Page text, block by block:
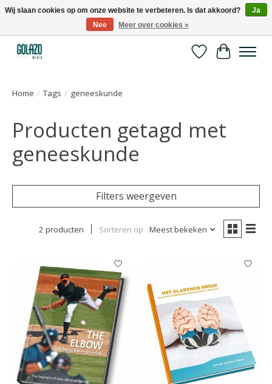
Kennispartner in sport, bewegen en gezondheid
Verlanglijst
Home / Tags / geneeskunde
Producten getagd met
geneeskunde
Filters weergeven
2 producten Sorteren op Meest bekeken
Wij slaan cookies op om onze website te verbeteren. Is dat akkoord?
Ja
Nee
Meer over cookies »